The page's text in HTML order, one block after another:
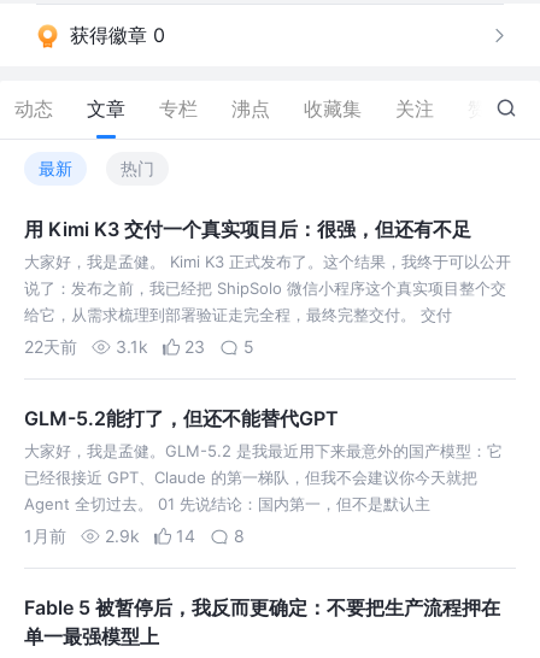
获得徽章 0
动态 文章 专栏 沸点 收藏集 关注 54
最新 热门
用 Kimi K3 交付一个真实项目后：很强，但还有不足
大家好，我是孟健。 Kimi K3 正式发布了。这个结果，我终于可以公开
说了：发布之前，我已经把 ShipSolo 微信小程序这个真实项目整个交
给它，从需求梳理到部署验证走完全程，最终完整交付。 交付
22天前 3.1k 23 5
GLM-5.2能打了，但还不能替代GPT
大家好，我是孟健。GLM-5.2 是我最近用下来最意外的国产模型：它
已经很接近 GPT、Claude 的第一梯队，但我不会建议你今天就把
Agent 全切过去。 01 先说结论：国内第一，但不是默认主
1月前 2.9k 14 8
Fable 5 被暂停后，我反而更确定：不要把生产流程押在
单一最强模型上